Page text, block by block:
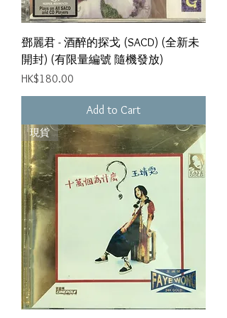
鄧麗君 - 酒醉的探戈 (SACD) (全新未
開封) (有限量編號 隨機發放)
Price
HK$180.00
Add to Cart
現貨